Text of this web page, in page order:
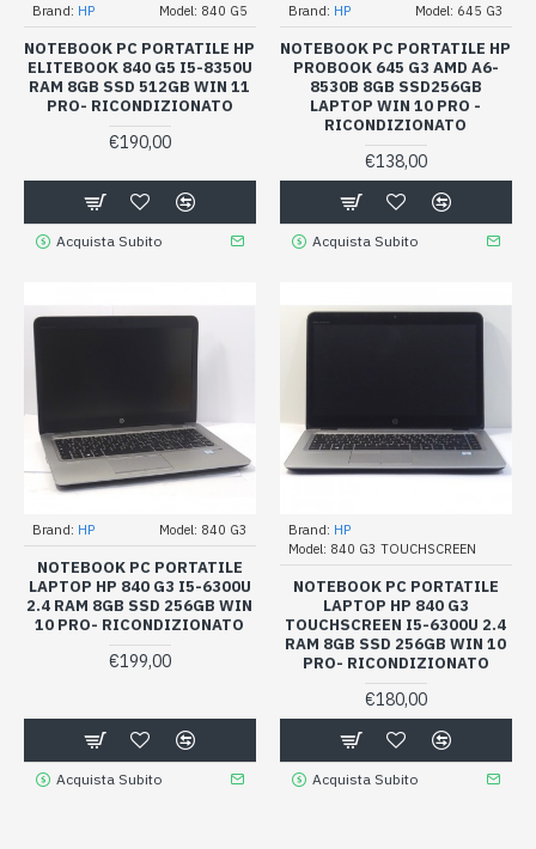
Brand: HP Model: 840 G5
NOTEBOOK PC PORTATILE HP
ELITEBOOK 840 G5 I5-8350U
RAM 8GB SSD 512GB WIN 11
PRO- RICONDIZIONATO
€190,00
Acquista Subito
Brand: HP Model: 645 G3
NOTEBOOK PC PORTATILE HP
PROBOOK 645 G3 AMD A6-
8530B 8GB SSD256GB
LAPTOP WIN 10 PRO -
RICONDIZIONATO
€138,00
Acquista Subito
Brand: HP Model: 840 G3
NOTEBOOK PC PORTATILE
LAPTOP HP 840 G3 I5-6300U
2.4 RAM 8GB SSD 256GB WIN
10 PRO- RICONDIZIONATO
€199,00
Acquista Subito
Brand: HP
Model: 840 G3 TOUCHSCREEN
NOTEBOOK PC PORTATILE
LAPTOP HP 840 G3
TOUCHSCREEN I5-6300U 2.4
RAM 8GB SSD 256GB WIN 10
PRO- RICONDIZIONATO
€180,00
Acquista Subito